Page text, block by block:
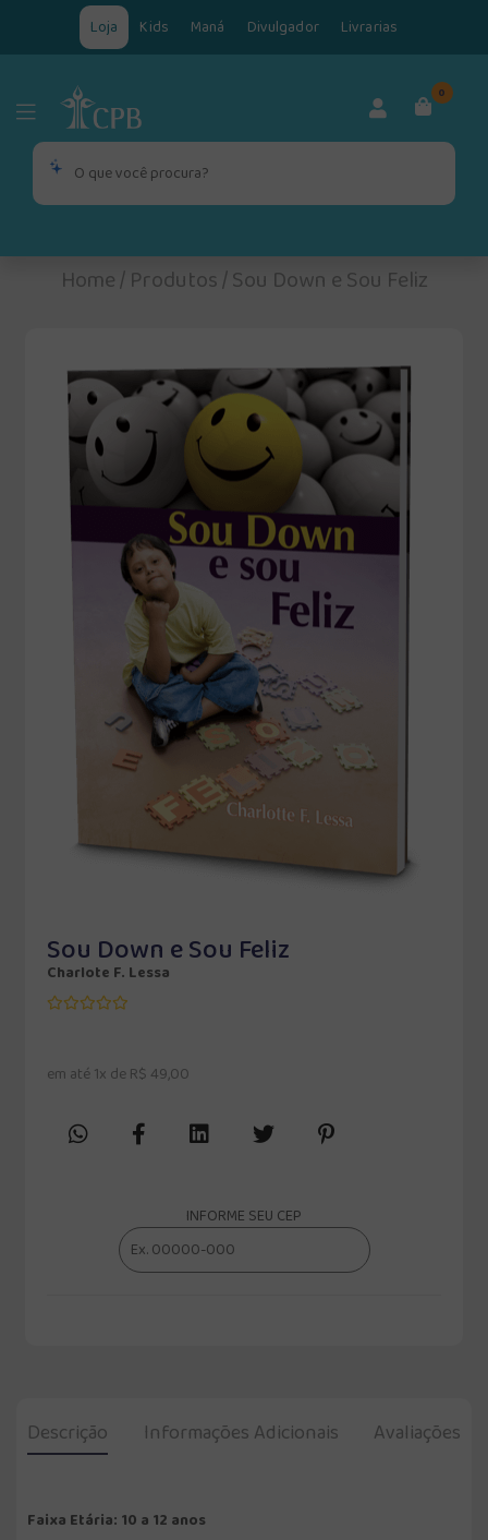
Loja Kids Maná Divulgador Livrarias
0
Home/Produtos/Sou Down e Sou Feliz
Sou Down e Sou Feliz
Charlote F. Lessa
em até 1x de R$ 49,00
INFORME SEU CEP
Descrição Informações Adicionais Avaliações
Faixa Etária: 10 a 12 anos